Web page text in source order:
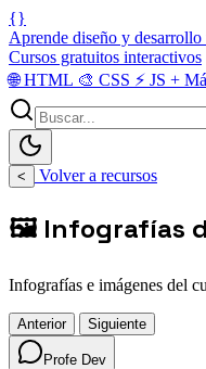
{}
Aprende diseño y desarrollo
Cursos gratuitos interactivos
🌐HTML 🎨 CSS ⚡ JS +
< Volver a recursos
🖼️ Infografías
Infografías e imágenes del
Anterior Siguiente
Profe Dev